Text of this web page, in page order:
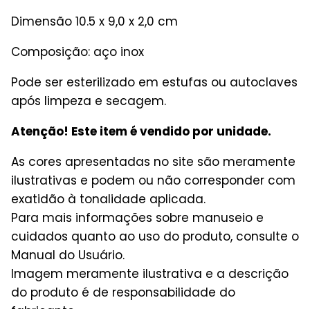
Dimensão 10.5 x 9,0 x 2,0 cm
Composição: aço inox
Pode ser esterilizado em estufas ou autoclaves
após limpeza e secagem.
Atenção! Este item é vendido por unidade.
As cores apresentadas no site são meramente
ilustrativas e podem ou não corresponder com
exatidão à tonalidade aplicada.
Para mais informações sobre manuseio e
cuidados quanto ao uso do produto, consulte o
Manual do Usuário.
Imagem meramente ilustrativa e a descrição
do produto é de responsabilidade do